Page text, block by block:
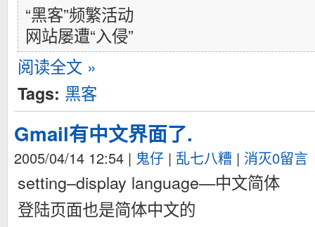
“黑客”频繁活动
网站屡遭“入侵”
阅读全文 »
Tags: 黑客
Gmail有中文界面了.
2005/04/14 12:54 | 鬼仔 | 乱七八糟 | 消灭0留言
setting–display language—中文简体
登陆页面也是简体中文的